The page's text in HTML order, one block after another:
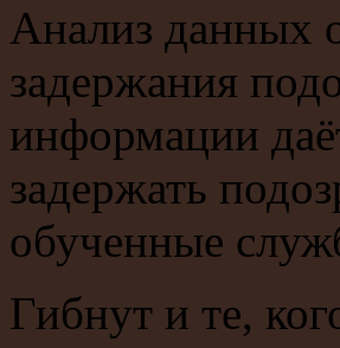
Анализ данных
задержания
информации
задержать
обученные
Гибнут и те,